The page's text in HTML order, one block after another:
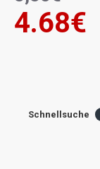
4.68€
Schnellsuche